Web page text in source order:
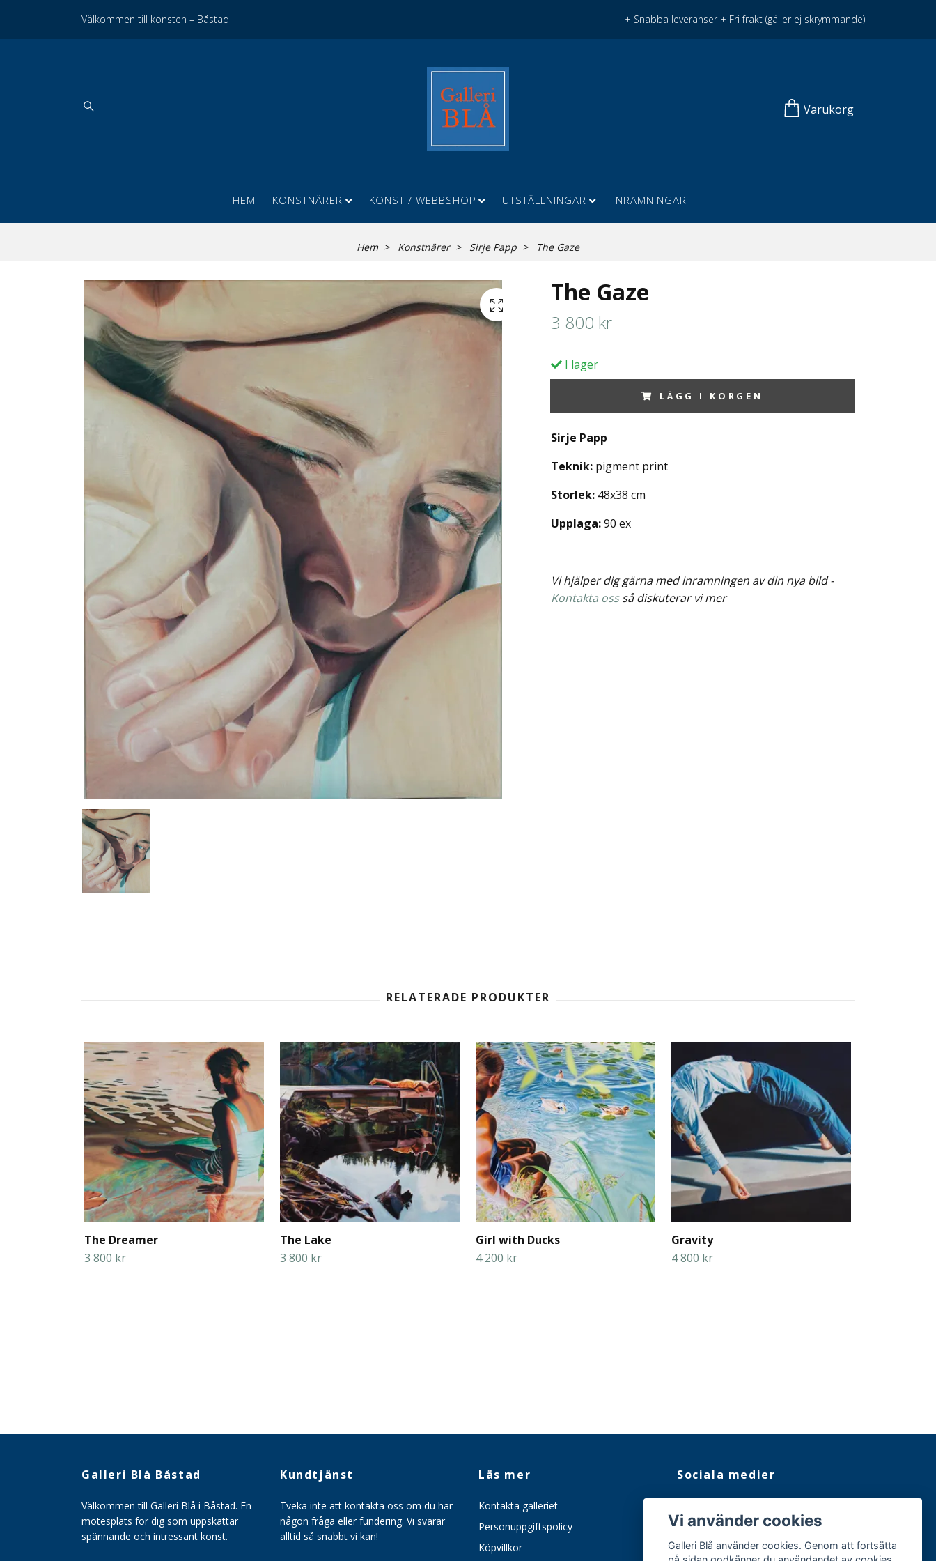
Välkommen till konsten – Båstad + Snabba leveranser + Fri frakt (gäller ej skrymmande)
Varukorg
HEM KONSTNÄRER KONST / WEBBSHOP UTSTÄLLNINGAR INRAMNINGAR
Hem Konstnärer Sirje Papp The Gaze
The Gaze
3 800 kr
I lager
LÄGG I KORGEN
Sirje Papp
Teknik: pigment print
Storlek: 48x38 cm
Upplaga:90 ex
Vi hjälper dig gärna med inramningen av din nya bild -
Kontakta ossså diskuterar vi mer
The Dreamer
3 800 kr
The Lake
3 800 kr
Girl with Ducks
4 200 kr
Gravity
4 800 kr
Galleri Blå Båstad
Välkommen till Galleri Blå i Båstad. En
mötesplats för dig som uppskattar
spännande och intressant konst.
Kundtjänst
Tveka inte att kontakta oss om du har
någon fråga eller fundering. Vi svarar
alltid så snabbt vi kan!
Läs mer
Kontakta galleriet
Personuppgiftspolicy
Köpvillkor
Sociala medier
Instagram
Vi använder cookies
Galleri Blå använder cookies. Genom att fortsätta